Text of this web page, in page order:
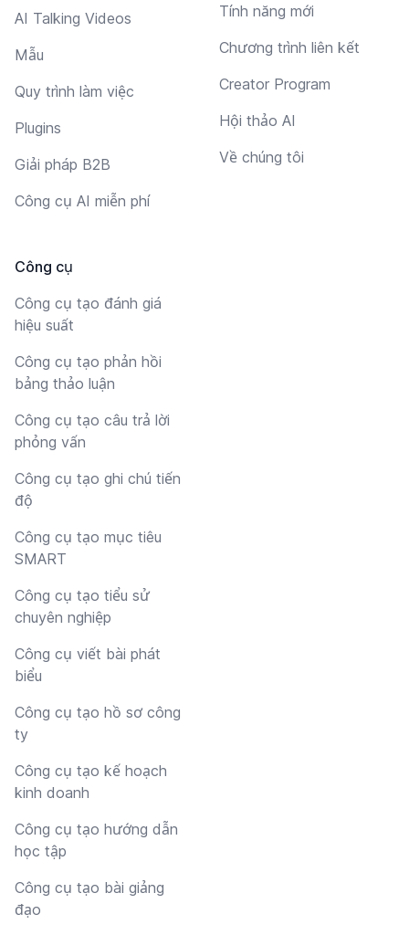
AI Talking Videos
Mẫu
Quy trình làm việc
Plugins
Giải pháp B2B
Công cụ AI miễn phí
Công cụ
Công cụ tạo đánh giá
hiệu suất
Công cụ tạo phản hồi
bảng thảo luận
Công cụ tạo câu trả lời
phỏng vấn
Công cụ tạo ghi chú tiến
độ
Công cụ tạo mục tiêu
SMART
Công cụ tạo tiểu sử
chuyên nghiệp
Công cụ viết bài phát
biểu
Công cụ tạo hồ sơ công
ty
Công cụ tạo kế hoạch
kinh doanh
Công cụ tạo hướng dẫn
học tập
Công cụ tạo bài giảng
đạo
Tính năng mới
Chương trình liên kết
Creator Program
Hội thảo AI
Về chúng tôi